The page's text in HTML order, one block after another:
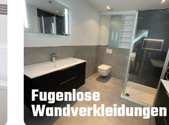
Fugenlose
Wandverkleidungen